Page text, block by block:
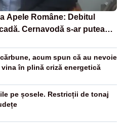
Apele Române: Debitul
Cernavodă s-ar putea
acum spun că au nevoie
vina în plină criză energetică
pe șosele. Restricții de tonaj